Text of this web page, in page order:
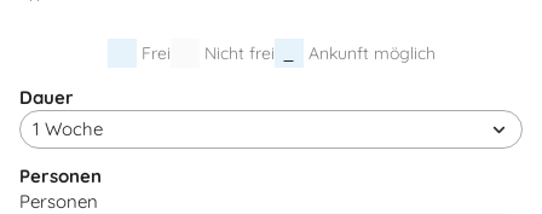
Frei Nicht frei Ankunft möglich
Dauer
Personen
Personen